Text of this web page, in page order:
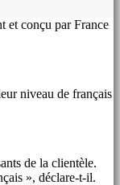
et conçu par France
niveau de français
de la clientèle.
», déclare-t-il.